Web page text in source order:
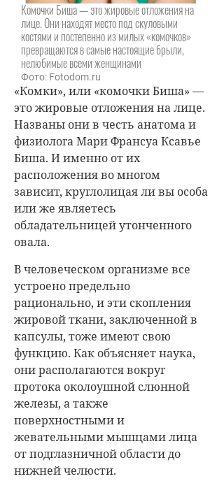
Комочки Биша — это жировые отложения на
лице. Они находят место под скуловыми
костями и постепенно из милых «комочков»
превращаются в самые настоящие брыли,
нелюбимые всеми женщинами
Фото: Fotodom.ru
«Комки», или «комочки Биша» —
это жировые отложения на лице.
Названы они в честь анатома и
физиолога Мари Франсуа Ксавье
Биша. И именно от их
расположения во многом
зависит, круглолицая ли вы особа
или же являетесь
обладательницей утонченного
овала.
В человеческом организме все
устроено предельно
рационально, и эти скопления
жировой ткани, заключенной в
капсулы, тоже имеют свою
функцию. Как объясняет наука,
они располагаются вокруг
протока околоушной слюнной
железы, а также
поверхностными и
жевательными мышцами лица
от подглазничной области до
нижней челюсти.